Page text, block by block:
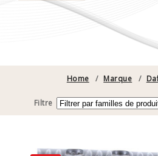
Home / Marque /
Filtre